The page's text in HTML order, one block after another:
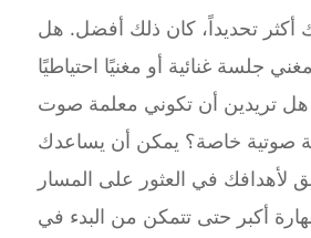
أكثر تحديداً، كان ذلك أفضل. هل
جلسة غنائية أو مغنيًا احتياطيًا
تريدين أن تكوني معلمة صوت
صوتية خاصة؟ يمكن أن يساعدك
لأهدافك في العثور على المسار
أكبر حتى تتمكن من البدء في